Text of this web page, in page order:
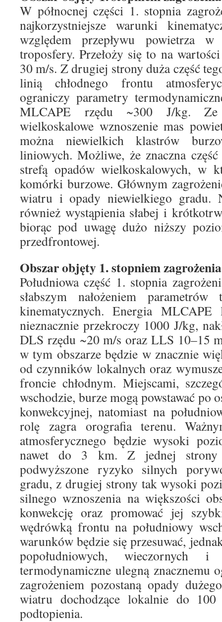
W północnej części 1. stopnia
najkorzystniejsze warunki
względem przepływu powietrza w
troposfery. Przełoży się to na
30 m/s. Z drugiej strony duża część
linią chłodnego frontu
ograniczy parametry
MLCAPE rzędu ~300 J/kg.
wielkoskalowe wznoszenie mas
można niewielkich klastrów
liniowych. Możliwe, że znaczna
strefą opadów wielkoskalowych, w
komórki burzowe. Głównym
wiatru i opady niewielkiego gradu.
również wystąpienia słabej i
biorąc pod uwagę dużo niższy
przedfrontowej.
Obszar objęty 1. stopniem
Południowa część 1. stopnia
słabszym nałożeniem
kinematycznych. Energia
nieznacznie przekroczy 1000 J/kg,
DLS rzędu ~20 m/s oraz LLS 10–15
w tym obszarze będzie w znacznie
od czynników lokalnych oraz
froncie chłodnym. Miejscami,
wschodzie, burze mogą powstawać po
konwekcyjnej, natomiast na
rolę zagra orografia terenu.
atmosferycznego będzie wysoki
nawet do 3 km. Z jednej strony
podwyższone ryzyko silnych
gradu, z drugiej strony tak wysoki
silnego wznoszenia na większości
konwekcję oraz promować jej
wędrówką frontu na południowy
warunków będzie się przesuwać,
popołudniowych, wieczornych i
termodynamiczne ulegną znacznemu
zagrożeniem pozostaną opady
wiatru dochodzące lokalnie do
podtopienia.